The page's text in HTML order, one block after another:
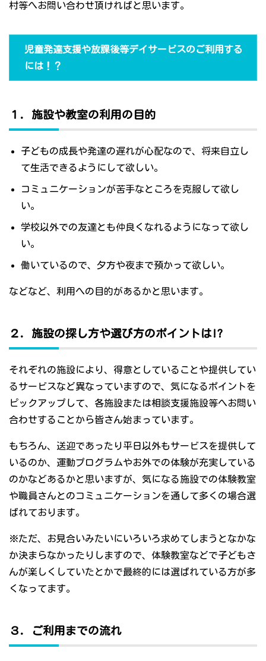
村等へお問い合わせ頂ければと思います。
児童発達支援や放課後等デイサービスのご利用する
には！？
１．施設や教室の利用の目的
子どもの成長や発達の遅れが心配なので、将来自立し
て生活できるようにして欲しい。
コミュニケーションが苦手なところを克服して欲し
い。
学校以外での友達とも仲良くなれるようになって欲し
い。
働いているので、夕方や夜まで預かって欲しい。
などなど、利用への目的があるかと思います。
２．施設の探し方や選び方のポイントは!?
それぞれの施設により、得意としていることや提供してい
るサービスなど異なっていますので、気になるポイントを
ピックアップして、各施設または相談支援施設等へお問い
合わせすることから皆さん始まっています。
もちろん、送迎であったり平日以外もサービスを提供して
いるのか、運動プログラムやお外での体験が充実している
のかなどあるかと思いますが、気になる施設での体験教室
や職員さんとのコミュニケーションを通して多くの場合選
ばれております。
※ただ、お見合いみたいにいろいろ求めてしまうとなかな
か決まらなかったりしますので、体験教室などで子どもさ
んが楽しくしていたとかで最終的には選ばれている方が多
くなってます。
３．ご利用までの流れ